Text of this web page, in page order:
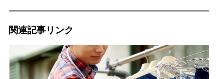
関連記事リンク